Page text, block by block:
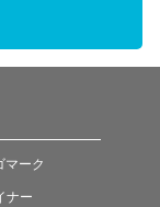
ーク
ナー